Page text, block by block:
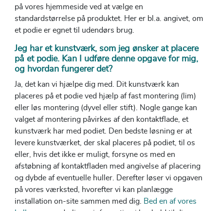
på vores hjemmeside ved at vælge en
standardstørrelse på produktet. Her er bl.a. angivet, om
et podie er egnet til udendørs brug.
Jeg har et kunstværk, som jeg ønsker at placere
på et podie. Kan I udføre denne opgave for mig,
og hvordan fungerer det?
Ja, det kan vi hjælpe dig med. Dit kunstværk kan
placeres på et podie ved hjælp af fast montering (lim)
eller løs montering (dyvel eller stift). Nogle gange kan
valget af montering påvirkes af den kontaktflade, et
kunstværk har med podiet. Den bedste løsning er at
levere kunstværket, der skal placeres på podiet, til os
eller, hvis det ikke er muligt, forsyne os med en
afstøbning af kontaktfladen med angivelse af placering
og dybde af eventuelle huller. Derefter løser vi opgaven
på vores værksted, hvorefter vi kan planlægge
installation on-site sammen med dig.
Bed en af vores